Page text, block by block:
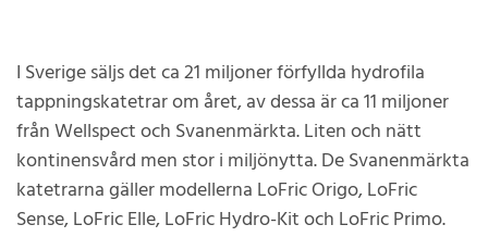
I Sverige säljs det ca 21 miljoner förfyllda hydrofila
tappningskatetrar om året, av dessa är ca 11 miljoner
från Wellspect och Svanenmärkta. Liten och nätt
kontinensvård men stor i miljönytta. De Svanenmärkta
katetrarna gäller modellerna LoFric Origo, LoFric
Sense, LoFric Elle, LoFric Hydro-Kit och LoFric Primo.